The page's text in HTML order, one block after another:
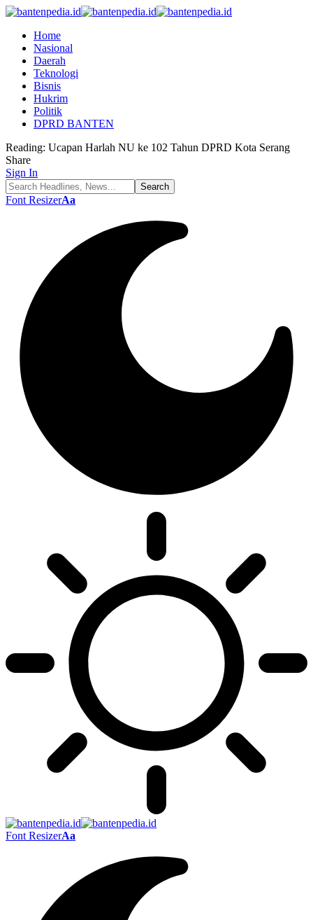
Home
Nasional
Daerah
Teknologi
Bisnis
Hukrim
Politik
DPRD BANTEN
Reading: Ucapan Harlah NU ke 102 Tahun DPRD Kota Serang
Share
Sign In
Font ResizerAa
Font ResizerAa